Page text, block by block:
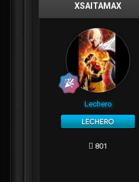
XSAITAMAX
Lechero
801